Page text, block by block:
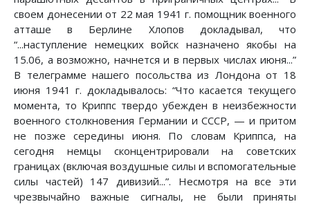
своем донесении от 22 мая 1941 г. помощник военного
атташе в Берлине Хлопов докладывал, что
“...наступление немецких войск назначено якобы на
15.06, а возможно, начнется и в первых числах июня...”
В телеграмме нашего посольства из Лондона от 18
июня 1941 г. докладывалось: “Что касается текущего
момента, то Криппс твердо убежден в неизбежности
военного столкновения Германии и СССР, — и притом
не позже середины июня. По словам Криппса, на
сегодня немцы сконцентрировали на советских
границах (включая воздушные силы и вспомогательные
силы частей) 147 дивизий...”. Несмотря на все эти
чрезвычайно важные сигналы, не были приняты